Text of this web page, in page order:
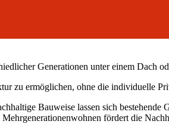
Generationen unter einem Dach
zu ermöglichen, ohne die individuelle
Bauweise lassen sich
fördert die